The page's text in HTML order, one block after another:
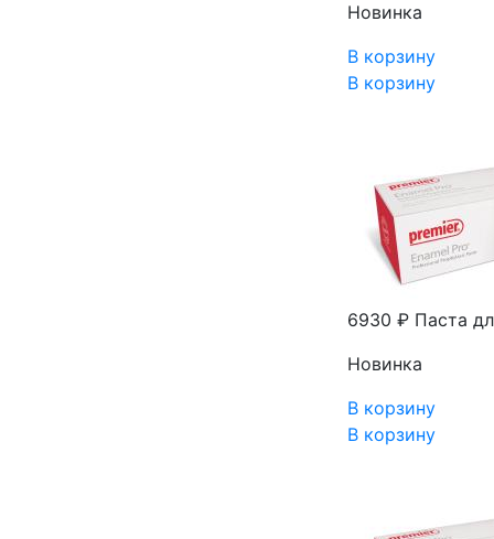
Новинка
В корзину
В корзину
6930 ₽ Паста
Новинка
В корзину
В корзину